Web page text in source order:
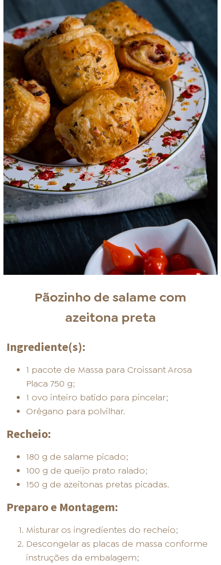
Pãozinho de salame com
azeitona preta
Ingrediente(s):
1 pacote de Massa para Croissant Arosa
Placa 750 g;
1 ovo inteiro batido para pincelar;
Orégano para polvilhar.
Recheio:
180 g de salame picado;
100 g de queijo prato ralado;
150 g de azeitonas pretas picadas.
Preparo e Montagem:
Misturar os ingredientes do recheio;
Descongelar as placas de massa conforme
instruções da embalagem;